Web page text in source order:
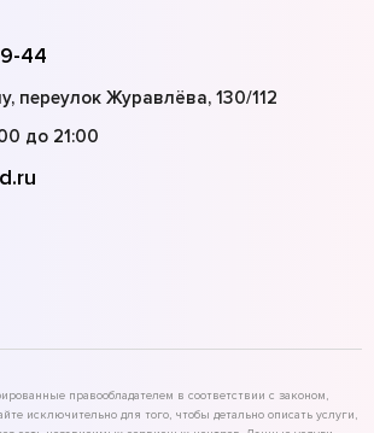
44
переулок Журавлёва, 130/112
до 21:00
правообладателем в соответствии с законом,
исключительно для того, чтобы детально описать услуги,